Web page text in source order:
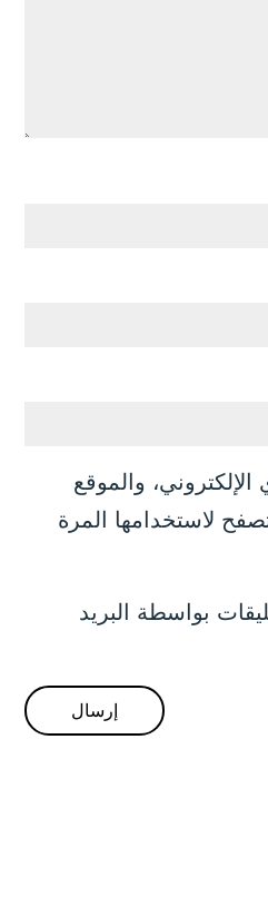
والموقع
لاستخدامها المرة
بواسطة البريد